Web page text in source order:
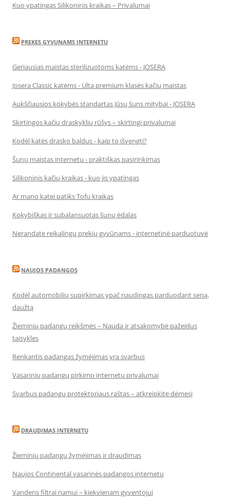
Kuo ypatingas Silikoninis kraikas – Privalumai
PREKES GYVUNAMS INTERNETU
Geriausias maistas sterilizuotoms katėms - JOSERA
Josera Classic katėms - Ulta premium klasės kačių maistas
Aukščiausios kokybės standartas Jūsų šuns mitybai - JOSERA
Skirtingos kačių draskyklių rūšys – skirtingi privalumai
Kodėl katės drasko baldus - kaip to išvengti?
Šunų maistas internetu - praktiškas pasirinkimas
Silikoninis kačių kraikas - kuo jis ypatingas
Ar mano katei patiks Tofu kraikas
Kokybiškas ir subalansuotas šunų ėdalas
Nerandate reikalingų prekių gyvūnams - internetinė parduotuvė
NAUJOS PADANGOS
Kodėl automobilių supirkimas ypač naudingas parduodant seną,
daužtą
Žieminių padangų reikšmės – Nauda ir atsakomybė pažeidus
taisykles
Renkantis padangas žymėjimas yra svarbus
Vasarinių padangų pirkimo internetu privalumai
Svarbus padangų protektoriaus raštas – atkreipkite dėmesį
DRAUDIMAS INTERNETU
Žieminių padangų žymėjimas ir draudimas
Naujos Continental vasarinės padangos internetu
Vandens filtrai namui – kiekvienam gyventojui